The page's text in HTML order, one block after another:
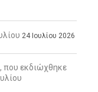
24 Ιουλίου 2026
που εκδιώχθηκε